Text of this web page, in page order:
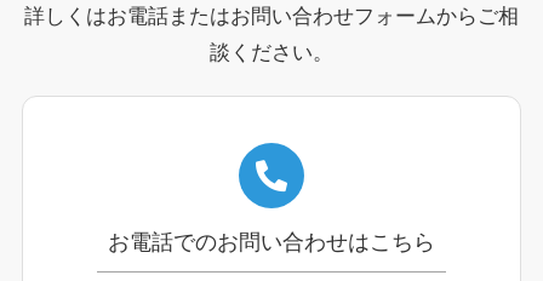
詳しくはお電話またはお問い合わせフォームからご相
談ください。
お電話でのお問い合わせはこちら